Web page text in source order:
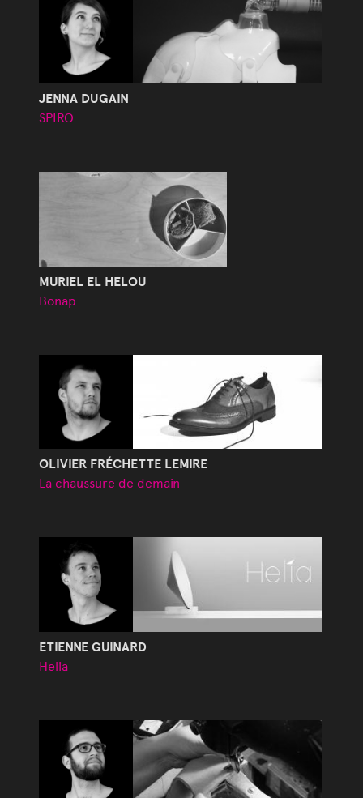
JENNA DUGAIN
SPIRO
MURIEL EL HELOU
Bonap
OLIVIER FRÉCHETTE LEMIRE
La chaussure de demain
ETIENNE GUINARD
Helia